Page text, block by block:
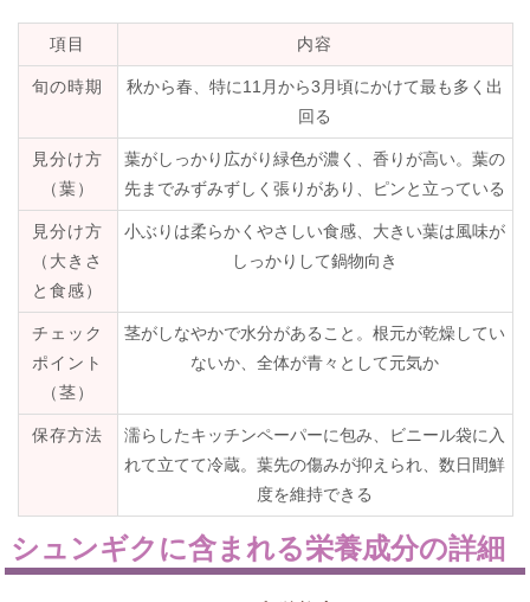
項目 内容
旬の時期
秋から春、特に11月から3月頃にかけて最も多く出
回る
見分け方
（葉）
葉がしっかり広がり緑色が濃く、香りが高い。葉の
先までみずみずしく張りがあり、ピンと立っている
見分け方
（大きさ
と食感）
小ぶりは柔らかくやさしい食感、大きい葉は風味が
しっかりして鍋物向き
チェック
ポイント
（茎）
茎がしなやかで水分があること。根元が乾燥してい
ないか、全体が青々として元気か
保存方法
濡らしたキッチンペーパーに包み、ビニール袋に入
れて立てて冷蔵。葉先の傷みが抑えられ、数日間鮮
度を維持できる
シュンギクに含まれる栄養成分の詳細